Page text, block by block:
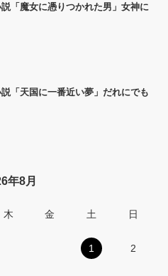
「魔女に憑りつかれた男」女神に
「天国に一番近い夢」だれにでも
年8月
木 金 土 日
1 2